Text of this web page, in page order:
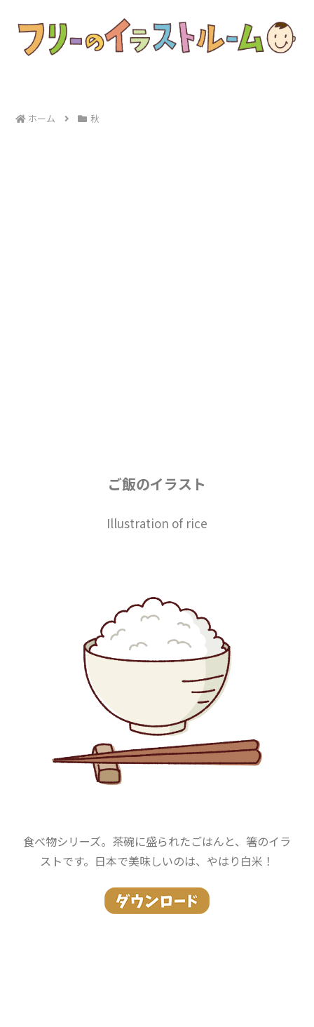
ホーム 秋
ご飯のイラスト
Illustration of rice
食べ物シリーズ。茶碗に盛られたごはんと、箸のイラ
ストです。日本で美味しいのは、やはり白米！